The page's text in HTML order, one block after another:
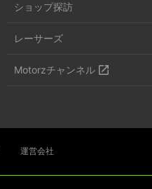
ショップ探訪
レーサーズ
Motorzチャンネル
運営会社